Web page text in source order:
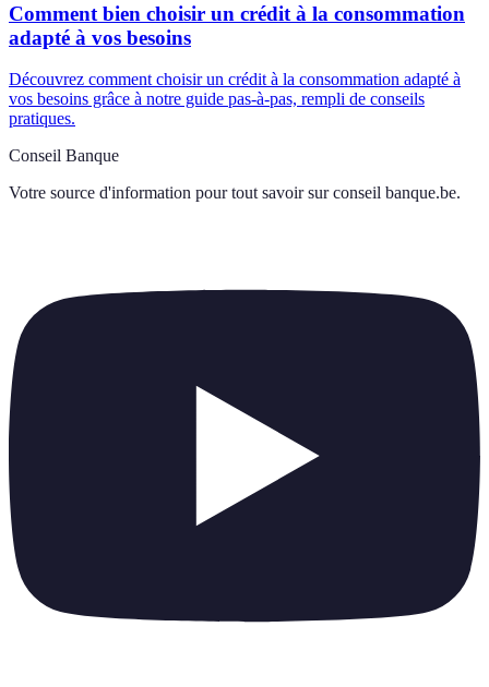
Comment bien choisir un crédit à la consommation
adapté à vos besoins
Découvrez comment choisir un crédit à la consommation adapté à
vos besoins grâce à notre guide pas-à-pas, rempli de conseils
pratiques.
Conseil Banque
Votre source d'information pour tout savoir sur conseil banque.be.